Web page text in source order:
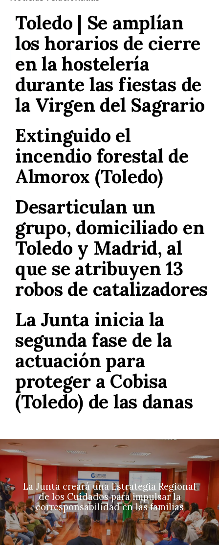
Toledo | Se amplían
los horarios de cierre
en la hostelería
durante las fiestas de
la Virgen del Sagrario
Extinguido el
incendio forestal de
Almorox (Toledo)
Desarticulan un
grupo, domiciliado en
Toledo y Madrid, al
que se atribuyen 13
robos de catalizadores
La Junta inicia la
segunda fase de la
actuación para
proteger a Cobisa
(Toledo) de las danas
La Junta creará una Estrategia Regional
de los Cuidados para impulsar la
corresponsabilidad en las familias